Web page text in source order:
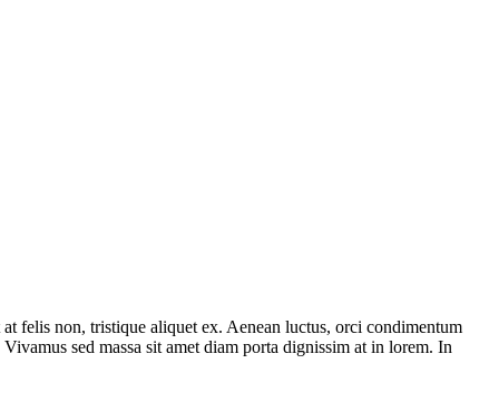
felis non, tristique aliquet ex. Aenean luctus, orci condimentum
sed massa sit amet diam porta dignissim at in lorem. In